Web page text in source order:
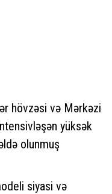
hövzəsi və Mərkəzi
yüksək
olunmuş
siyasi və